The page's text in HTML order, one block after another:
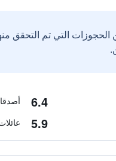
التي تم التحقق
6.4
5.9